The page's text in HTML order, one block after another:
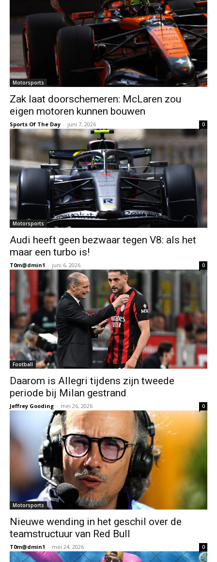
Motorsports
Zak laat doorschemeren: McLaren zou
eigen motoren kunnen bouwen
Sports Of The Day - juni 7, 2026 0
Motorsports
Audi heeft geen bezwaar tegen V8: als het
maar een turbo is!
T0m@dmin1 - juni 6, 2026 0
Football
Daarom is Allegri tijdens zijn tweede
periode bij Milan gestrand
Jeffrey Gooding - mei 26, 2026 0
Motorsports
Nieuwe wending in het geschil over de
teamstructuur van Red Bull
T0m@dmin1 - mei 24, 2026 0